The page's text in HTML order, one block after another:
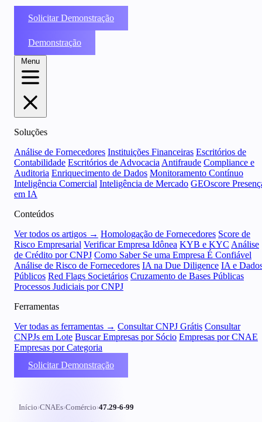
Solicitar Demonstração
Demonstração
Menu
Soluções
Análise de Fornecedores Instituições Financeiras Escritórios de
Contabilidade Escritórios de Advocacia Antifraude Compliance e
Auditoria Enriquecimento de Dados Monitoramento Contínuo
Inteligência Comercial Inteligência de Mercado GEOscore
em IA
Conteúdos
Ver todos os artigos → Homologação de Fornecedores Score de
Risco Empresarial Verificar Empresa Idônea KYB e KYC Análise
de Crédito por CNPJ Como Saber Se uma Empresa É Confiável
Análise de Risco de Fornecedores IA na Due Diligence IA e
Públicos Red Flags Societários Cruzamento de Bases Públicas
Processos Judiciais por CNPJ
Ferramentas
Ver todas as ferramentas → Consultar CNPJ Grátis Consultar
CNPJs em Lote Buscar Empresas por Sócio Empresas por CNAE
Empresas por Categoria
Solicitar Demonstração
Início›CNAEs›Comércio›47.29-6-99